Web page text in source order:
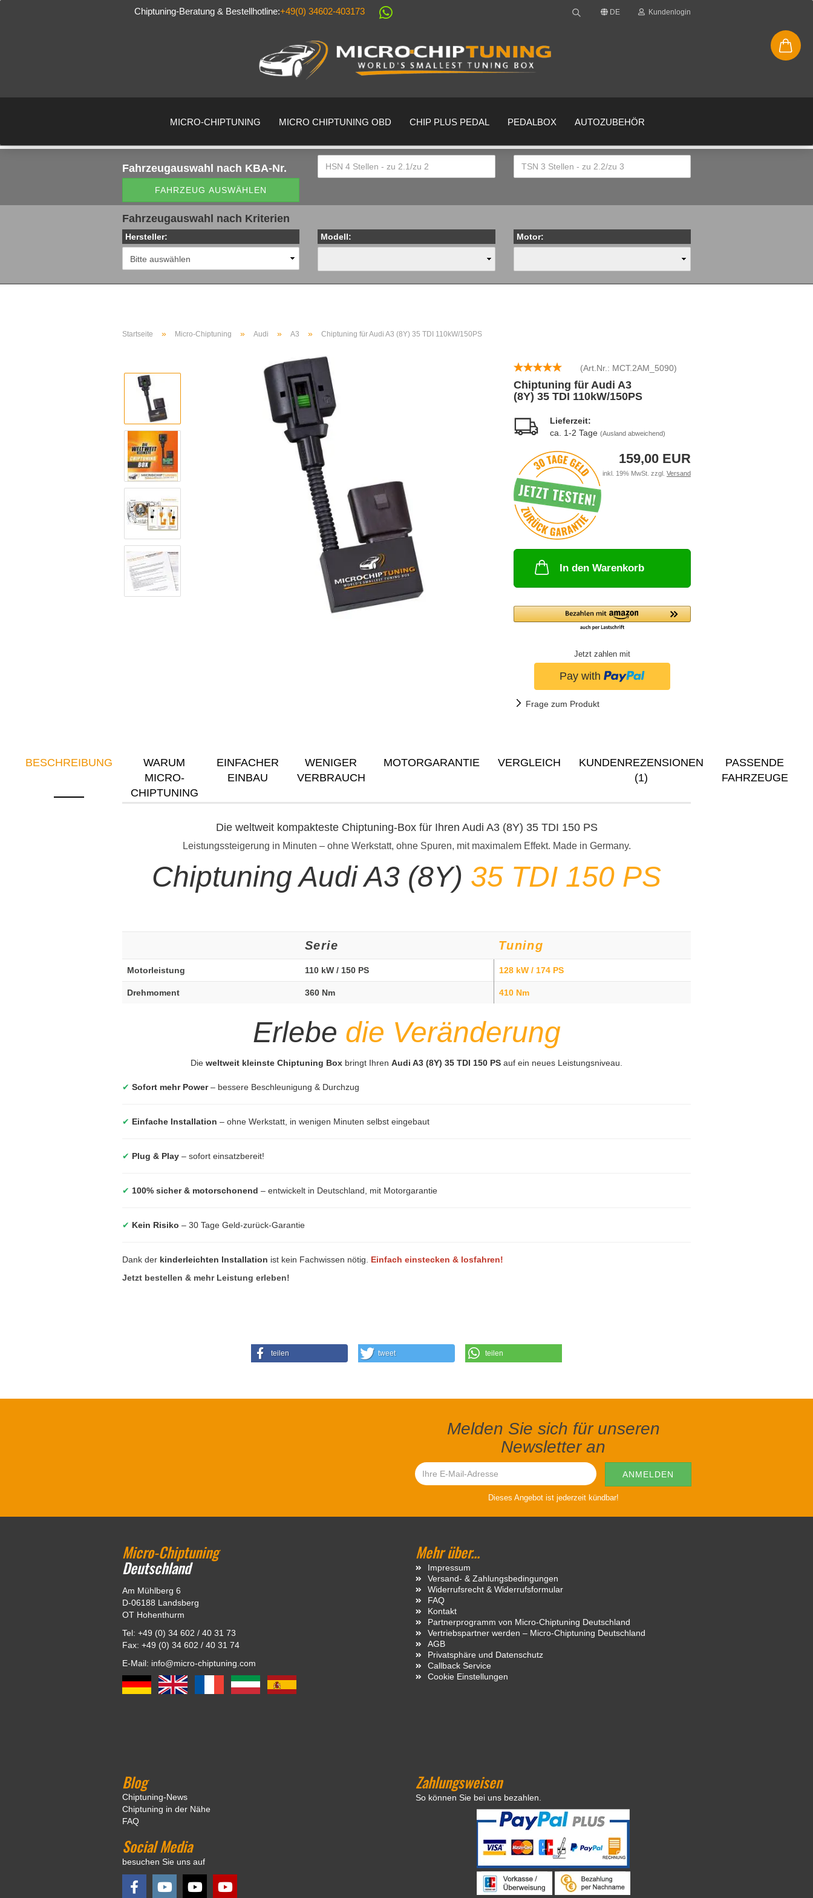
Chiptuning-Beratung & Bestellhotline:+49(0) 34602-403173 DE
Sprache auswählen
Kundenlogin
MICRO-CHIPTUNING MICRO CHIPTUNING OBD CHIP PLUS PEDAL PEDALBOX AUTOZUBEHÖR
Fahrzeugauswahl nach KBA-Nr.
FAHRZEUG AUSWÄHLEN
Fahrzeugauswahl nach Kriterien
Hersteller: Modell: Motor:
Startseite » Micro-Chiptuning » Audi » A3 » Chiptuning für Audi A3 (8Y) 35 TDI 110kW/150PS
(Art.Nr.: MCT.2AM_5090)
Chiptuning für Audi A3
(8Y) 35 TDI 110kW/150PS
Lieferzeit:
ca. 1-2 Tage (Ausland abweichend)
159,00 EUR
inkl. 19% MwSt. zzgl. Versand
In den Warenkorb
Jetzt zahlen mit
Frage zum Produkt
BESCHREIBUNG
WARUM
MICRO-
CHIPTUNING
EINFACHER
EINBAU
WENIGER
VERBRAUCH
MOTORGARANTIE VERGLEICH
KUNDENREZENSIONEN
(1)
PASSENDE
FAHRZEUGE
Die weltweit kompakteste Chiptuning-Box für Ihren Audi A3 (8Y) 35 TDI 150 PS
Leistungssteigerung in Minuten – ohne Werkstatt, ohne Spuren, mit maximalem Effekt. Made in Germany.
Chiptuning Audi A3 (8Y) 35 TDI 150 PS
Serie Tuning
Motorleistung 110 kW / 150 PS 128 kW / 174 PS
Drehmoment 360 Nm 410 Nm
Erlebe die Veränderung
Die weltweit kleinste Chiptuning Box bringt Ihren Audi A3 (8Y) 35 TDI 150 PS auf ein neues Leistungsniveau.
✔ Sofort mehr Power– bessere Beschleunigung & Durchzug
✔ Einfache Installation – ohne Werkstatt, in wenigen Minuten selbst eingebaut
✔ Plug & Play – sofort einsatzbereit!
✔ 100% sicher & motorschonend – entwickelt in Deutschland, mit Motorgarantie
✔ Kein Risiko – 30 Tage Geld-zurück-Garantie
Dank der kinderleichten Installation ist kein Fachwissen nötig. Einfach einstecken & losfahren!
Jetzt bestellen & mehr Leistung erleben!
teilen tweet teilen
Melden Sie sich für unseren
Newsletter an
Dieses Angebot ist jederzeit kündbar!
Micro-Chiptuning
Deutschland
Am Mühlberg 6
D-06188 Landsberg
OT Hohenthurm
Tel: +49 (0) 34 602 / 40 31 73
Fax: +49 (0) 34 602 / 40 31 74
E-Mail: info@micro-chiptuning.com
Mehr über...
Impressum
Versand- & Zahlungsbedingungen
Widerrufsrecht & Widerrufsformular
FAQ
Kontakt
Partnerprogramm von Micro-Chiptuning Deutschland
Vertriebspartner werden – Micro-Chiptuning Deutschland
AGB
Privatsphäre und Datenschutz
Callback Service
Cookie Einstellungen
Blog
Chiptuning-News
Chiptuning in der Nähe
FAQ
Social Media
besuchen Sie uns auf
Zahlungsweisen
So können Sie bei uns bezahlen.